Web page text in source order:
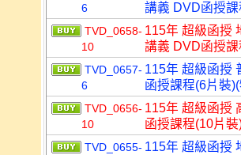
6
講義 DVD函授
TVD_0658-
10
115年 超級函授
講義 DVD函授
TVD_0657-
6
115年 超級函授
函授課程(6片裝
TVD_0656-
10
115年 超級函授
函授課程(10片
TVD_0655- 115年 超級函授